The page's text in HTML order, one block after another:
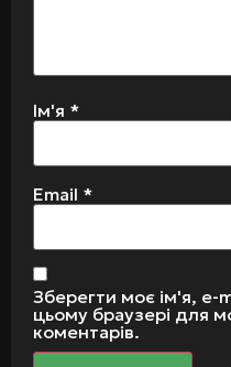
Ім'я *
Email *
Зберегти моє ім'я, e-
цьому браузері для
коментарів.